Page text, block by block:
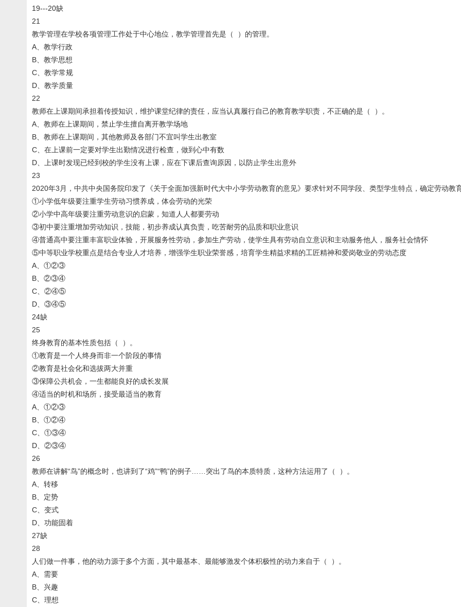
19---20缺
21
教学管理在学校各项管理工作处于中心地位，教学管理首先是（ ）的管理。
A、教学行政
B、教学思想
C、教学常规
D、教学质量
22
教师在上课期间承担着传授知识，维护课堂纪律的责任，应当认真履行自己的教育教学职责，不正确的是（ ）。
A、教师在上课期间，禁止学生擅自离开教学场地
B、教师在上课期间，其他教师及各部门不宜叫学生出教室
C、在上课前一定要对学生出勤情况进行检查，做到心中有数
D、上课时发现已经到校的学生没有上课，应在下课后查询原因，以防止学生出意外
23
2020年3月，中共中央国务院印发了《关于全面加强新时代大中小学劳动教育的意见》要求针对不同学段、类型学生特点，确定劳动教
①小学低年级要注重学生劳动习惯养成，体会劳动的光荣
②小学中高年级要注重劳动意识的启蒙，知道人人都要劳动
③初中要注重增加劳动知识，技能，初步养成认真负责，吃苦耐劳的品质和职业意识
④普通高中要注重丰富职业体验，开展服务性劳动，参加生产劳动，使学生具有劳动自立意识和主动服务他人，服务社会情怀
⑤中等职业学校重点是结合专业人才培养，增强学生职业荣誉感，培育学生精益求精的工匠精神和爱岗敬业的劳动态度
A、①②③
B、②③④
C、②④⑤
D、③④⑤
24缺
25
终身教育的基本性质包括（ ）。
①教育是一个人终身而非一个阶段的事情
②教育是社会化和选拔两大并重
③保障公共机会，一生都能良好的成长发展
④适当的时机和场所，接受最适当的教育
A、①②③
B、①②④
C、①③④
D、②③④
26
教师在讲解“鸟”的概念时，也讲到了“鸡”“鸭”的例子……突出了鸟的本质特质，这种方法运用了（ ）。
A、转移
B、定势
C、变式
D、功能固着
27缺
28
人们做一件事，他的动力源于多个方面，其中最基本、最能够激发个体积极性的动力来自于（ ）。
A、需要
B、兴趣
C、理想